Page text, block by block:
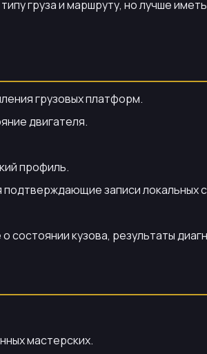
груза и маршруту, но лучше
грузовых платформ.
двигателя.
профиль.
записи локальных
кузова, результаты
мастерских.